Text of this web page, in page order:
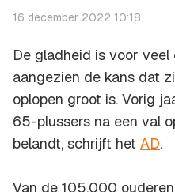
16 december 2022 10:18
De gladheid is voor
aangezien de kans dat
oplopen groot is. Vorig
65-plussers na een val
belandt, schrijft het AD.
Van de 105.000